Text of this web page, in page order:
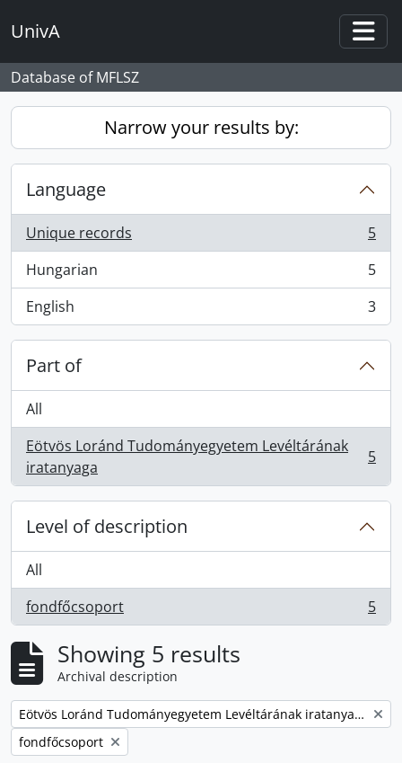
UnivA
Database of MFLSZ
Narrow your results by:
Language
Unique records
, 5 results
5
Hungarian
, 5 results
5
English
, 3 results 3
Part of
All
Eötvös Loránd Tudományegyetem Levéltárának
iratanyaga
, 5 results 5
Level of description
All
fondfőcsoport
, 5 results 5
Showing 5 results
Archival description
Remove filter:
Eötvös Loránd Tudományegyetem Levéltárának iratanyaga
Remove filter:
fondfőcsoport